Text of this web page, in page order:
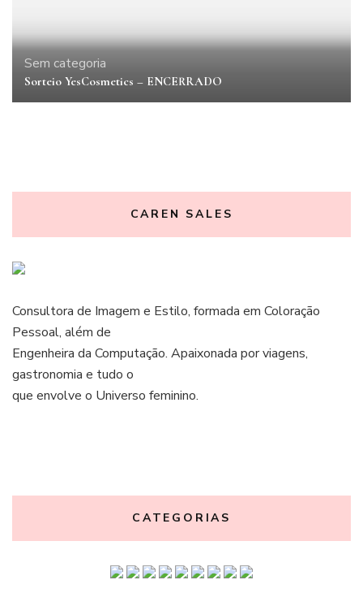
Sem categoria
Sorteio YesCosmetics – ENCERRADO
CAREN SALES
Consultora de Imagem e Estilo, formada em Coloração
Pessoal, além de
Engenheira da Computação. Apaixonada por viagens,
gastronomia e tudo o
que envolve o Universo feminino.
CATEGORIAS